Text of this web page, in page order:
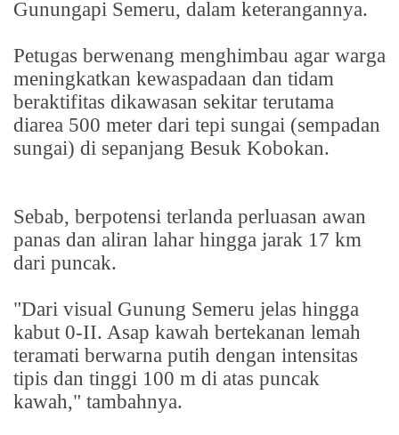
Gunungapi Semeru, dalam keterangannya.
Petugas berwenang menghimbau agar warga
meningkatkan kewaspadaan dan tidam
beraktifitas dikawasan sekitar terutama
diarea 500 meter dari tepi sungai (sempadan
sungai) di sepanjang Besuk Kobokan.
Sebab, berpotensi terlanda perluasan awan
panas dan aliran lahar hingga jarak 17 km
dari puncak.
"Dari visual Gunung Semeru jelas hingga
kabut 0-II. Asap kawah bertekanan lemah
teramati berwarna putih dengan intensitas
tipis dan tinggi 100 m di atas puncak
kawah," tambahnya.